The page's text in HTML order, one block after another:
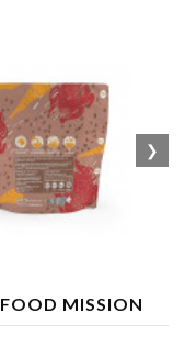
❯
MISSION